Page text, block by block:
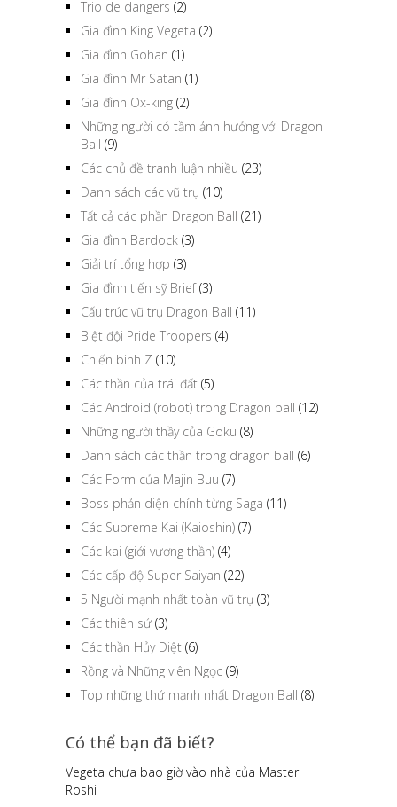
Trio de dangers (2)
Gia đình King Vegeta (2)
Gia đình Gohan (1)
Gia đình Mr Satan (1)
Gia đình Ox-king (2)
Những người có tầm ảnh hưởng với Dragon
Ball (9)
Các chủ đề tranh luận nhiều (23)
Danh sách các vũ trụ (10)
Tất cả các phần Dragon Ball (21)
Gia đình Bardock (3)
Giải trí tổng hợp (3)
Gia đình tiến sỹ Brief(3)
Cấu trúc vũ trụ Dragon Ball (11)
Biệt đội Pride Troopers (4)
Chiến binh Z (10)
Các thần của trái đất (5)
Các Android (robot) trong Dragon ball (12)
Những người thầy của Goku (8)
Danh sách các thần trong dragon ball (6)
Các Form của Majin Buu (7)
Boss phản diện chính từng Saga (11)
Các Supreme Kai (Kaioshin) (7)
Các kai (giới vương thần) (4)
Các cấp độ Super Saiyan (22)
5 Người mạnh nhất toàn vũ trụ (3)
Các thiên sứ (3)
Các thần Hủy Diệt (6)
Rồng và Những viên Ngọc (9)
Top những thứ mạnh nhất Dragon Ball (8)
Có thể bạn đã biết?
Vegeta chưa bao giờ vào nhà của Master
Roshi